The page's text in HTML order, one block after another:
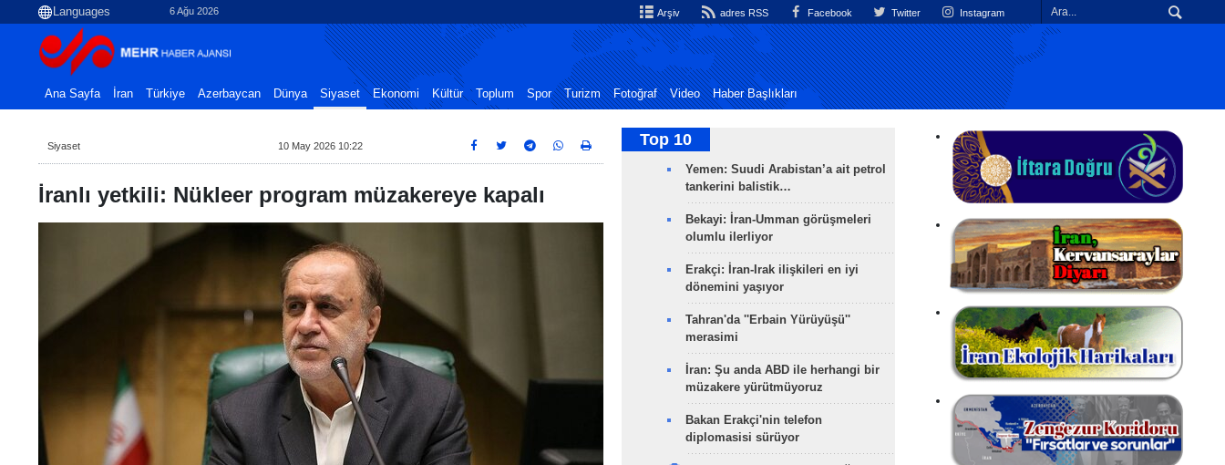
6 Ağu 2026 Arşiv adres RSS Facebook Twitter Instagram
Ana Sayfa İran Türkiye Azerbaycan Dünya Siyaset Ekonomi Kültür Toplum Spor Turizm Fotoğraf Video Haber Başlıkları
Siyaset 10 May 2026 10:22
İranlı yetkili: Nükleer program müzakereye kapalı
Top 10
Yemen: Suudi Arabistan’a ait petrol
tankerini balistik…
Bekayi: İran-Umman görüşmeleri
olumlu ilerliyor
Erakçi: İran-Irak ilişkileri en iyi
dönemini yaşıyor
Tahran'da ''Erbain Yürüyüşü''
merasimi
İran: Şu anda ABD ile herhangi bir
müzakere yürütmüyoruz
Bakan Erakçi'nin telefon
diplomasisi sürüyor